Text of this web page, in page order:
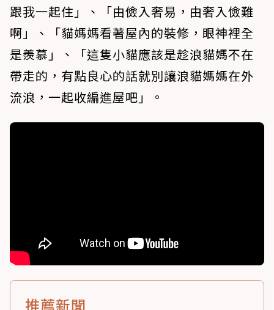
跟我一起住」、「由儉入奢易，由奢入儉難
啊」、「貓媽媽看著屋內的裝修，眼神裡全
是羨慕」、「這隻小貓應該是趁浪貓媽不在
帶走的，有點良心的話就別讓浪貓媽媽在外
流浪，一起收編進屋吧」。
推薦新聞